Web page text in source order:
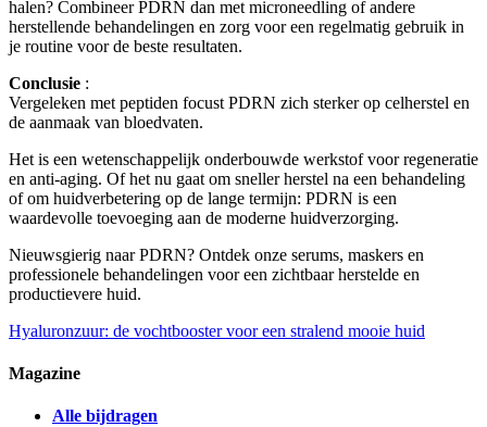
halen? Combineer PDRN dan met microneedling of andere
herstellende behandelingen en zorg voor een regelmatig gebruik in
je routine voor de beste resultaten.
Conclusie :
Vergeleken met peptiden focust PDRN zich sterker op celherstel en
de aanmaak van bloedvaten.
Het is een wetenschappelijk onderbouwde werkstof voor regeneratie
en anti-aging. Of het nu gaat om sneller herstel na een behandeling
of om huidverbetering op de lange termijn: PDRN is een
waardevolle toevoeging aan de moderne huidverzorging.
Nieuwsgierig naar PDRN? Ontdek onze serums, maskers en
professionele behandelingen voor een zichtbaar herstelde en
productievere huid.
Hyaluronzuur: de vochtbooster voor een stralend mooie huid
Magazine
Alle bijdragen